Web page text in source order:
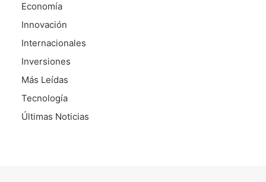
Economía
Innovación
Internacionales
Inversiones
Más Leídas
Tecnología
Últimas Noticias